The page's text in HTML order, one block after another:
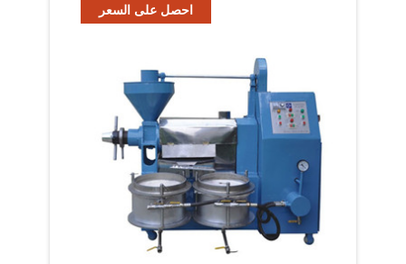
احصل على السعر